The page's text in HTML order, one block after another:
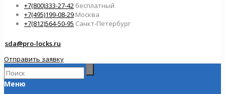
+7(800)333-27-42 бесплатный
+7(495)199-08-29 Москва
+7(812)564-50-95 Санкт-Петербург
sda@pro-locks.ru
Отправить заявку
Меню